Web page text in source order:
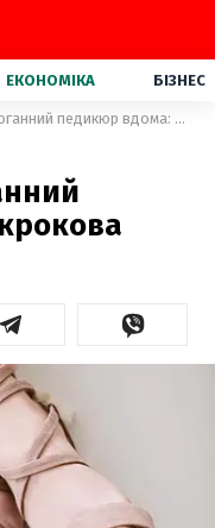
ЕКОНОМІКА БІЗНЕС
Як зробити бездоганний педикюр вдома: покрокова інструкція